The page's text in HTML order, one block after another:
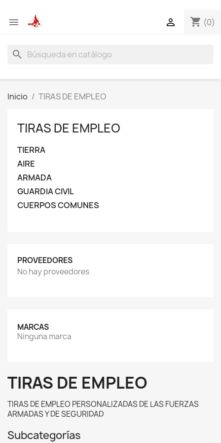
 shopping_cart (0)

search
Inicio TIRAS DE EMPLEO
TIRAS DE EMPLEO
TIERRA
AIRE
ARMADA
GUARDIA CIVIL
CUERPOS COMUNES
PROVEEDORES
No hay proveedores
MARCAS
Ninguna marca
TIRAS DE EMPLEO
TIRAS DE EMPLEO PERSONALIZADAS DE LAS FUERZAS
ARMADAS Y DE SEGURIDAD
Subcategorías